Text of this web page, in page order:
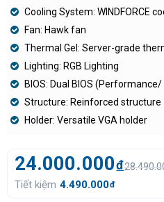
Cooling System: WINDFORCE
Fan: Hawk fan
Thermal Gel: Server-grade
Lighting: RGB Lighting
BIOS: Dual BIOS
Structure: Reinforced structure
Holder: Versatile VGA holder
24.000.000đ
Tiết kiệm 4.490.000đ